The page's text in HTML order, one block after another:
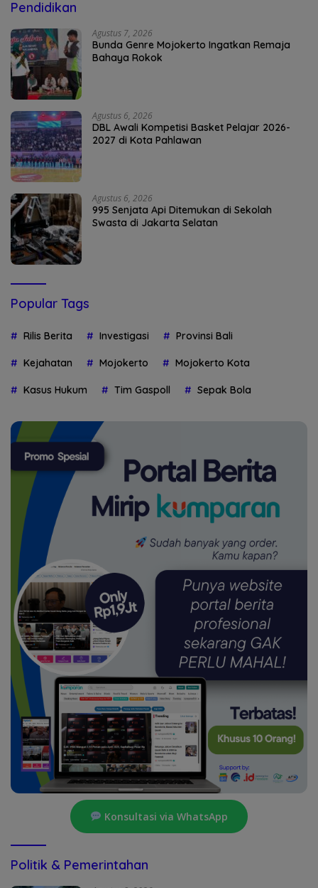
Pendidikan
Agustus 7, 2026
Bunda Genre Mojokerto Ingatkan Remaja
Bahaya Rokok
Agustus 6, 2026
DBL Awali Kompetisi Basket Pelajar 2026-
2027 di Kota Pahlawan
Agustus 6, 2026
995 Senjata Api Ditemukan di Sekolah
Swasta di Jakarta Selatan
Popular Tags
Rilis Berita Investigasi Provinsi Bali
Kejahatan Mojokerto Mojokerto Kota
Kasus Hukum Tim Gaspoll Sepak Bola
Konsultasi via WhatsApp
Politik & Pemerintahan